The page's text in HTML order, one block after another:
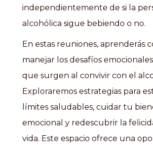
independientemente de si la
alcohólica sigue bebiendo o no.
En estas reuniones, aprenderás
manejar los desafíos
que surgen al convivir con el
Exploraremos estrategias para
límites saludables, cuidar tu
emocional y redescubrir la
vida. Este espacio ofrece una